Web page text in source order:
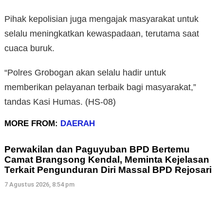
Pihak kepolisian juga mengajak masyarakat untuk
selalu meningkatkan kewaspadaan, terutama saat
cuaca buruk.
“Polres Grobogan akan selalu hadir untuk
memberikan pelayanan terbaik bagi masyarakat,”
tandas Kasi Humas. (HS-08)
MORE FROM: DAERAH
Perwakilan dan Paguyuban BPD Bertemu
Camat Brangsong Kendal, Meminta Kejelasan
Terkait Pengunduran Diri Massal BPD Rejosari
7 Agustus 2026, 8:54 pm